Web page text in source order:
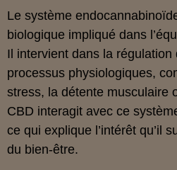
Le système
biologique impliqué dans
Il intervient dans la régulation
processus physiologiques,
stress, la détente musculaire
CBD interagit avec ce
ce qui explique l’intérêt qu’il
du bien‑être.